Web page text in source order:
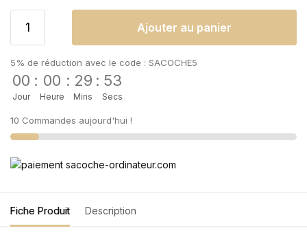
Ajouter au panier
5% de réduction avec le code : SACOCHE5
00
Jour
: 00
Heure
: 29
Mins
: 53
Secs
10 Commandes aujourd'hui !
Fiche Produit Description